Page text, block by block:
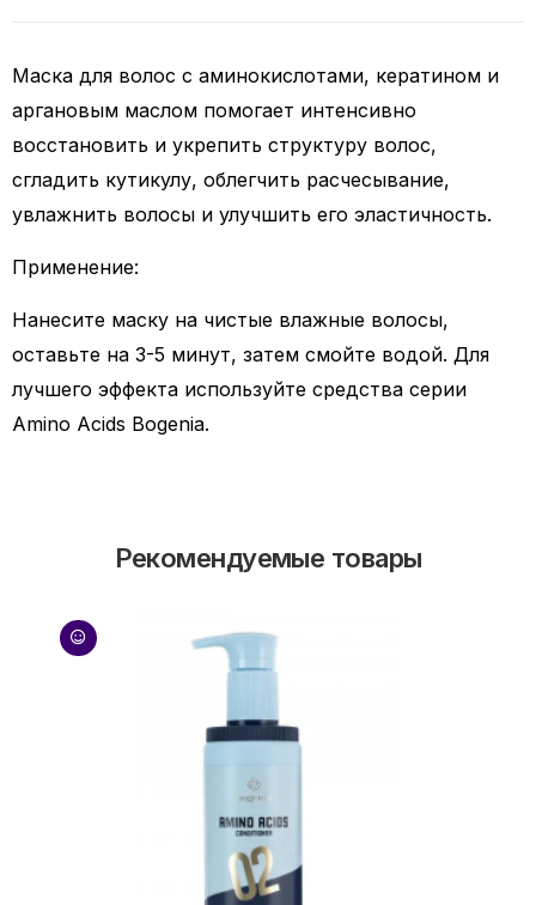
Маска для волос с аминокислотами, кератином и
аргановым маслом помогает интенсивно
восстановить и укрепить структуру волос,
сгладить кутикулу, облегчить расчесывание,
увлажнить волосы и улучшить его эластичность.
Применение:
Нанесите маску на чистые влажные волосы,
оставьте на 3-5 минут, затем смойте водой. Для
лучшего эффекта используйте средства серии
Amino Acids Bogenia.
Рекомендуемые товары